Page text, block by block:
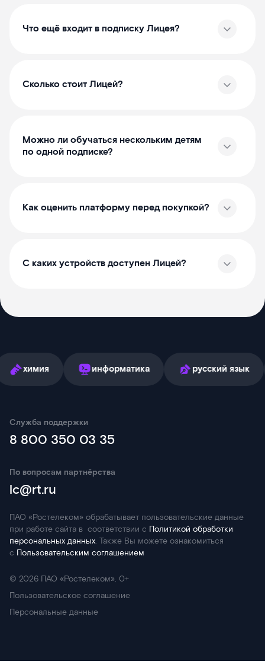
Что ещё входит в подписку Лицея?
Сколько стоит Лицей?
Можно ли обучаться нескольким детям
по одной подписке?
Как оценить платформу перед покупкой?
С каких устройств доступен Лицей?
информатика русский язык
Служба поддержки
8 800 350 03 35
По вопросам партнёрства
lc@rt.ru
ПАО «Ростелеком» обрабатывает пользовательские данные
при работе сайта в соответствии с Политикой обработки
персональных данных. Также Вы можете ознакомиться
с Пользовательским соглашением
© 2026 ПАО «Ростелеком». 0+
Пользовательское соглашение
Персональные данные